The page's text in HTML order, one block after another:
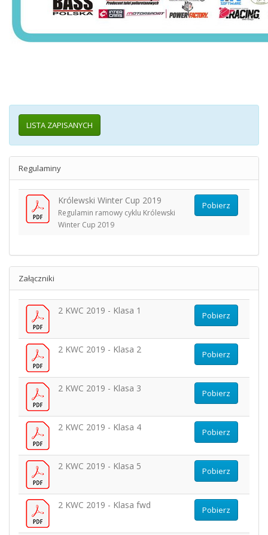
LISTA ZAPISANYCH
Regulaminy
Królewski Winter Cup 2019
Regulamin ramowy cyklu Królewski
Winter Cup 2019
Pobierz
Załączniki
2 KWC 2019 - Klasa 1 Pobierz
2 KWC 2019 - Klasa 2 Pobierz
2 KWC 2019 - Klasa 3 Pobierz
2 KWC 2019 - Klasa 4 Pobierz
2 KWC 2019 - Klasa 5 Pobierz
2 KWC 2019 - Klasa fwd Pobierz